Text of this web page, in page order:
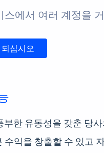
스에서 여러 계정을
십시오
한 유동성을 갖춘 당
익을 창출할 수 있고